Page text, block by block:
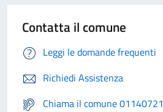
Contatta il comune
Leggi le domande frequenti
Richiedi Assistenza
Chiama il comune 01140721